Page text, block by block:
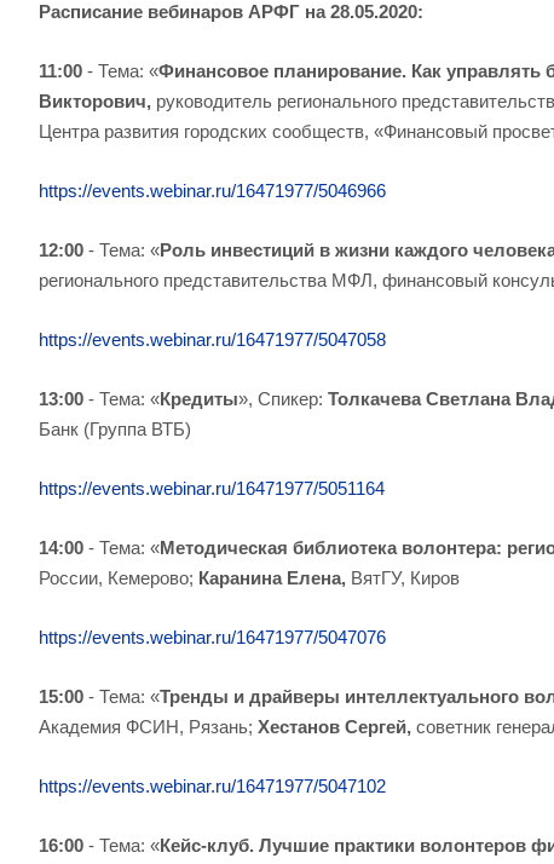
Расписание вебинаров АРФГ на 28.05.2020:
11:00 - Тема: «Финансовое планирование. Как
Викторович, руководитель регионального
Центра развития городских сообществ, «Финансовый
https://events.webinar.ru/16471977/5046966
12:00 - Тема: «Роль инвестиций в жизни каждого
регионального представительства МФЛ, финансовый
https://events.webinar.ru/16471977/5047058
13:00 - Тема: «Кредиты», Спикер: Толкачева Светлана
Банк (Группа ВТБ)
https://events.webinar.ru/16471977/5051164
14:00 - Тема: «Методическая библиотека волонтера:
России, Кемерово; Каранина Елена, ВятГУ, Киров
https://events.webinar.ru/16471977/5047076
15:00 - Тема: «Тренды и драйверы интеллектуального
Академия ФСИН, Рязань; Хестанов Сергей, советник
https://events.webinar.ru/16471977/5047102
16:00 - Тема: «Кейс-клуб. Лучшие практики волонтеров